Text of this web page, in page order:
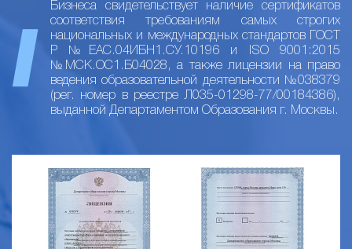
Бизнеса свидетельствует наличие сертификатов
соответствия требованиям самых строгих
национальных и международных стандартов ГОСТ
Р №ЕАС.04ИБН1.СУ.10196 и ISO 9001:2015
№МСК.ОС1.Б04028, а также лицензии на право
ведения образовательной деятельности №038379
(рег. номер в реестре Л035-01298-77/00184386),
выданной Департаментом Образования г. Москвы.